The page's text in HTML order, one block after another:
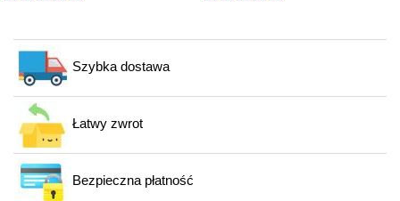
Szybka dostawa
Łatwy zwrot
Bezpieczna płatność